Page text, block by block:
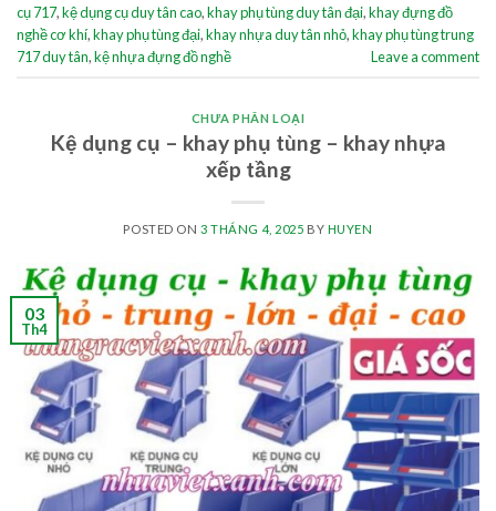
cụ 717,kệ dụng cụ duy tân cao,khay phụ tùng duy tân đại,khay đựng đồ
nghề cơ khí,khay phụ tùng đại,khay nhựa duy tân nhỏ,khay phụ tùng trung
717 duy tân,kệ nhựa đựng đồ nghề Leave a comment
CHƯA PHÂN LOẠI
Kệ dụng cụ – khay phụ tùng – khay nhựa
xếp tầng
POSTED ON3 THÁNG 4, 2025 BY HUYEN
03
Th4